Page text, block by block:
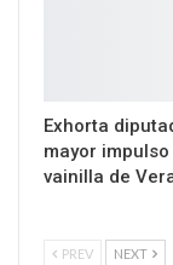
Exhorta
mayor impulso
vainilla de
PREV NEXT